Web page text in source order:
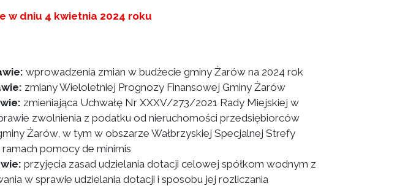
w dniu 4 kwietnia 2024 roku
wprowadzenia zmian w budżecie gminy Żarów na 2024 rok
zmiany Wieloletniej Prognozy Finansowej Gminy Żarów
zmieniająca Uchwałę Nr XXXV/273/2021 Rady Miejskiej w
zwolnienia z podatku od nieruchomości przedsiębiorców
Żarów, w tym w obszarze Wałbrzyskiej Specjalnej Strefy
pomocy de minimis
przyjęcia zasad udzielania dotacji celowej spółkom wodnym z
w sprawie udzielania dotacji i sposobu jej rozliczania